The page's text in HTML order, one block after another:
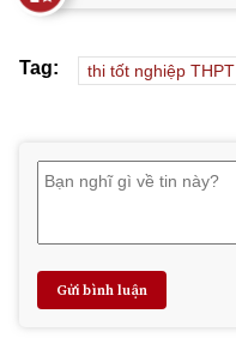
Tag: thi tốt nghiệp THPT
Gửi bình luận